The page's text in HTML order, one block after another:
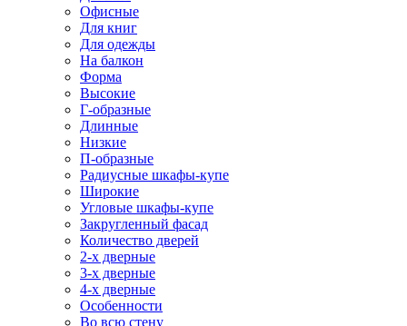
Офисные
Для книг
Для одежды
На балкон
Форма
Высокие
Г-образные
Длинные
Низкие
П-образные
Радиусные шкафы-купе
Широкие
Угловые шкафы-купе
Закругленный фасад
Количество дверей
2-х дверные
3-х дверные
4-х дверные
Особенности
Во всю стену